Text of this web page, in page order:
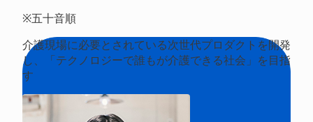
※五十音順
介護現場に必要とされている次世代プロダクトを開発
し、「テクノロジーで誰もが介護できる社会」を目指
す